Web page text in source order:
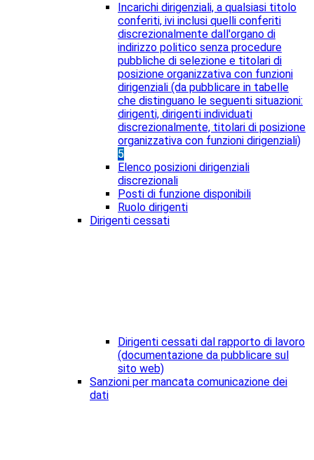
Incarichi dirigenziali, a qualsiasi titolo
conferiti, ivi inclusi quelli conferiti
discrezionalmente dall'organo di
indirizzo politico senza procedure
pubbliche di selezione e titolari di
posizione organizzativa con funzioni
dirigenziali (da pubblicare in tabelle
che distinguano le seguenti situazioni:
dirigenti, dirigenti individuati
discrezionalmente, titolari di posizione
organizzativa con funzioni dirigenziali)
5
Elenco posizioni dirigenziali
discrezionali
Posti di funzione disponibili
Ruolo dirigenti
Dirigenti cessati
Dirigenti cessati dal rapporto di lavoro
(documentazione da pubblicare sul
sito web)
Sanzioni per mancata comunicazione dei
dati